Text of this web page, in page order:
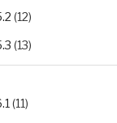
(12)
(13)
(11)